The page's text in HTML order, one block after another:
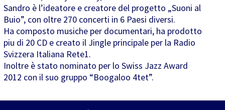
Sandro è l’ideatore e creatore del progetto „Suoni al
Buio”, con oltre 270 concerti in 6 Paesi diversi.
Ha composto musiche per documentari, ha prodotto
piu di 20 CD e creato il Jingle principale per la Radio
Svizzera Italiana Rete1.
Inoltre è stato nominato per lo Swiss Jazz Award
2012 con il suo gruppo “Boogaloo 4tet”.